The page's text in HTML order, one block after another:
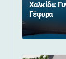
Χαλκίδα:
Γέφυρα